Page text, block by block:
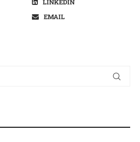
LINKEDIN
EMAIL